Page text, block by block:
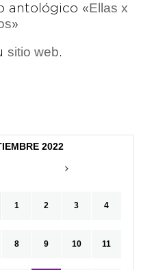
antológico «Ellas x
»
sitio web.
2022
1 2 3 4
8 9 10 11